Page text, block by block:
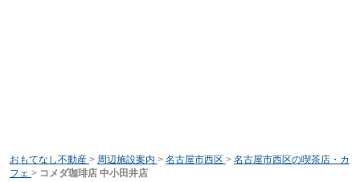
おもてなし不動産 > 周辺施設案内 > 名古屋市西区 > 名古屋市西区の喫茶店・カ
フェ > コメダ珈琲店 中小田井店